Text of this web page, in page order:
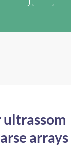
ultrassom
arrays